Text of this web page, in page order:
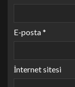
E-posta*
İnternet sitesi